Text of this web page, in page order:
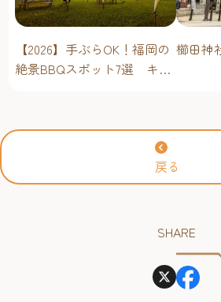
【2026】手ぶらOK！福岡の
絶景BBQスポット7選 キャ
櫛田神
戻る
SHARE